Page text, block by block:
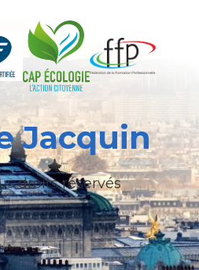
Jacquin
droits réservés